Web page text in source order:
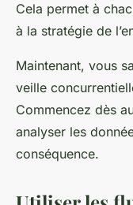
Cela permet à
à la stratégie de
Maintenant, vous
veille
Commencez dès
analyser les
conséquence.